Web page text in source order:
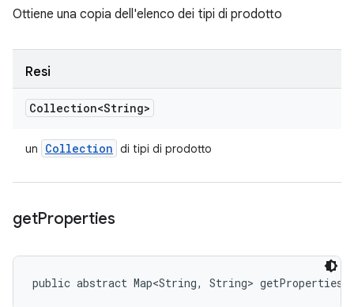
Ottiene una copia dell'elenco dei tipi di prodotto
Resi
Collection<String>
un Collection di tipi di prodotto
getProperties
public abstract Map<String, String> getProperties